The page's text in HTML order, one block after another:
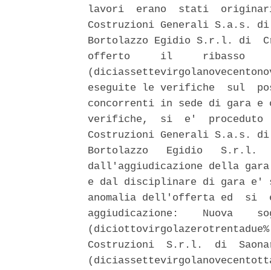
lavori  erano  stati
Costruzioni Generali S.a.s.
Bortolazzo Egidio S.r.l. di
offerto     il     ribasso
eseguite le verifiche  sul
concorrenti in sede di gara
verifiche,  si  e'  proceduto
Costruzioni Generali S.a.s.
Bortolazzo   Egidio   S.r.l.
dall'aggiudicazione della
e dal disciplinare di gara e'
anomalia dell'offerta ed  si
aggiudicazione:    Nuova
Costruzioni  S.r.l.  di